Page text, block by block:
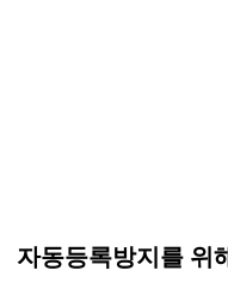
자동등록방지를 위